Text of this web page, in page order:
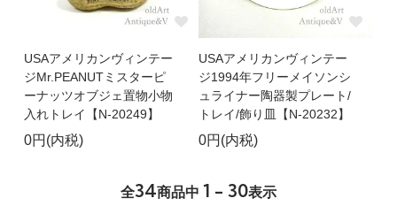
USAアメリカンヴィンテー
ジMr.PEANUTミスターピ
ーナッツオブジェ置物小物
入れトレイ【N-20249】
0円(内税)
USAアメリカンヴィンテー
ジ1994年フリーメイソンシ
ュライナー陶器製プレート/
トレイ/飾り皿【N-20232】
0円(内税)
全34商品中 1 - 30表示